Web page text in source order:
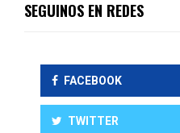
SEGUINOS EN REDES
FACEBOOK
TWITTER